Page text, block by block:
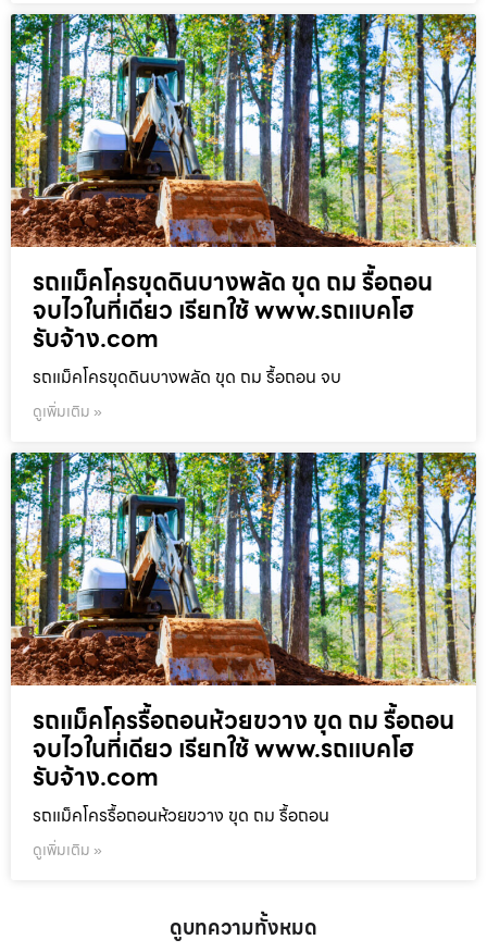
รถแม็คโครขุดดินบางพลัด ขุด ถม รื้อถอน
จบไวในที่เดียว เรียกใช้ www.รถแบคโฮ
รับจ้าง.com
รถแม็คโครขุดดินบางพลัด ขุด ถม รื้อถอน จบ
ดูเพิ่มเติม »
รถแม็คโครรื้อถอนห้วยขวาง ขุด ถม รื้อถอน
จบไวในที่เดียว เรียกใช้ www.รถแบคโฮ
รับจ้าง.com
รถแม็คโครรื้อถอนห้วยขวาง ขุด ถม รื้อถอน
ดูเพิ่มเติม »
ดูบทความทั้งหมด